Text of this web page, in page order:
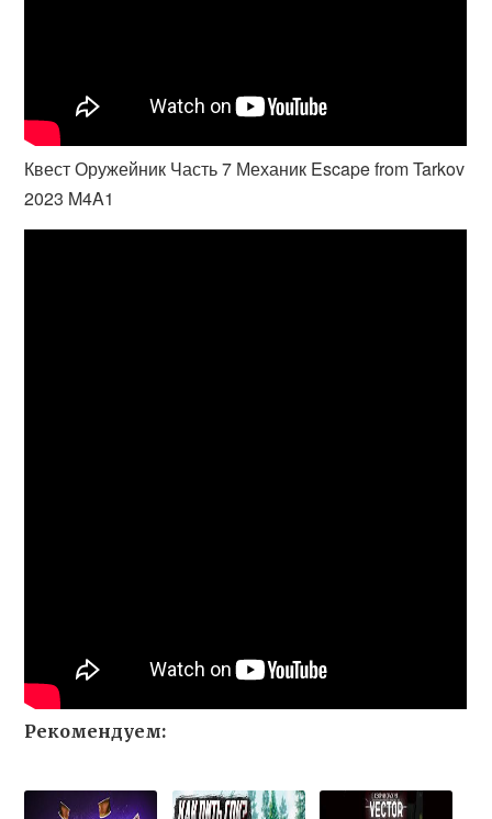
Квест Оружейник Часть 7 Механик Escape from Tarkov
2023 M4A1
Рекомендуем: